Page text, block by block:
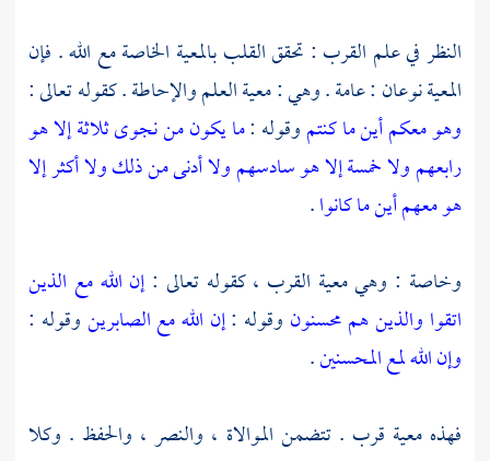
النظر في علم القرب : تحقق القلب بالمعية الخاصة مع الله . فإن
المعية نوعان : عامة . وهي : معية العلم والإحاطة . كقوله تعالى :
وهو معكم أين ما كنتموقوله :ما يكون من نجوى ثلاثة إلا هو
رابعهم ولا خمسة إلا هو سادسهم ولا أدنى من ذلك ولا أكثر إلا
هو معهم أين ما كانوا.
وخاصة : وهي معية القرب ، كقوله تعالى :إن الله مع الذين
اتقوا والذين هم محسنون وقوله :إن الله مع الصابرينوقوله :
وإن الله لمع المحسنين.
فهذه معية قرب . تتضمن الموالاة ، والنصر ، والحفظ . وكلا